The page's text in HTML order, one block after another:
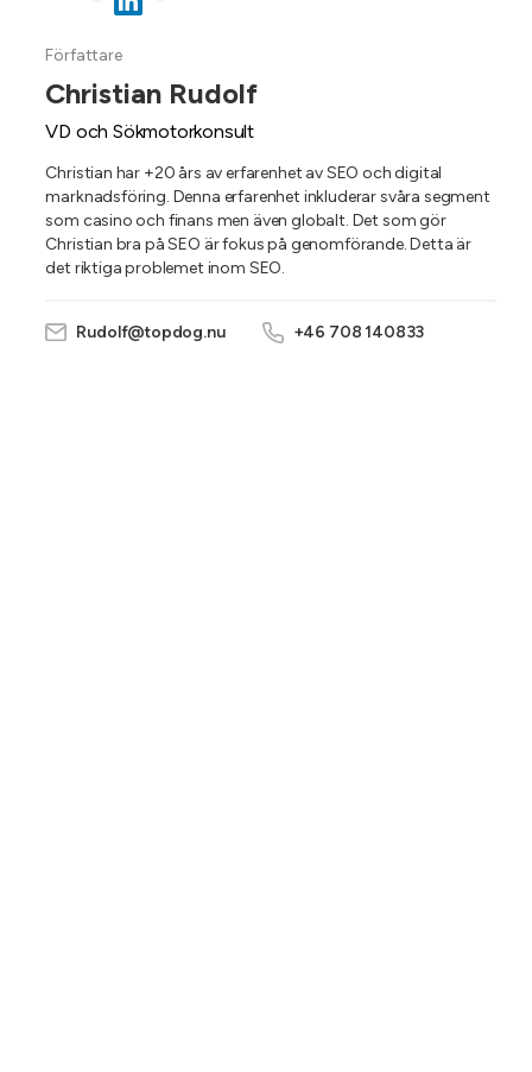
Författare
Christian Rudolf
VD och Sökmotorkonsult
Christian har +20 års av erfarenhet av SEO och digital
marknadsföring. Denna erfarenhet inkluderar svåra segment
som casino och finans men även globalt. Det som gör
Christian bra på SEO är fokus på genomförande. Detta är
det riktiga problemet inom SEO.
Rudolf@topdog.nu +46 708 140833